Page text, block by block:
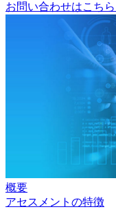
お問い合わせはこちら
概要
アセスメントの特徴